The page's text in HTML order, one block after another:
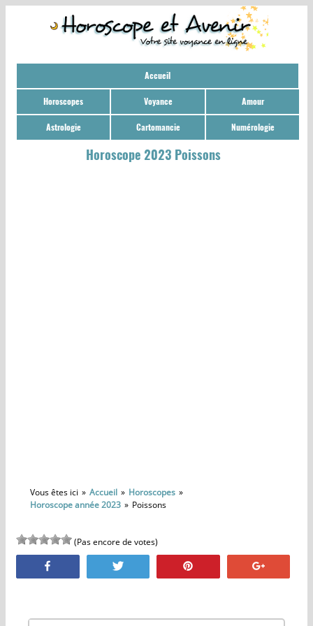
Accueil
Horoscopes Voyance Amour
Astrologie Cartomancie Numérologie
Horoscope 2023 Poissons
Vous êtes ici Accueil
Horoscopes
Horoscope année 2023
Poissons
(Pas encore de votes)